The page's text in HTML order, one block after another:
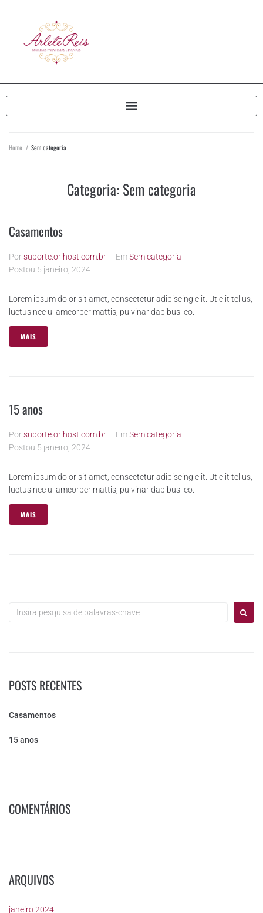
Home / Sem categoria
Categoria: Sem categoria
Casamentos
Porsuporte.orihost.com.br EmSem categoria
Postou 5 janeiro, 2024
Lorem ipsum dolor sit amet, consectetur adipiscing elit. Ut elit tellus,
luctus nec ullamcorper mattis, pulvinar dapibus leo.
MAIS
15 anos
Porsuporte.orihost.com.br EmSem categoria
Postou 5 janeiro, 2024
Lorem ipsum dolor sit amet, consectetur adipiscing elit. Ut elit tellus,
luctus nec ullamcorper mattis, pulvinar dapibus leo.
MAIS
POSTS RECENTES
Casamentos
15 anos
COMENTÁRIOS
ARQUIVOS
janeiro 2024